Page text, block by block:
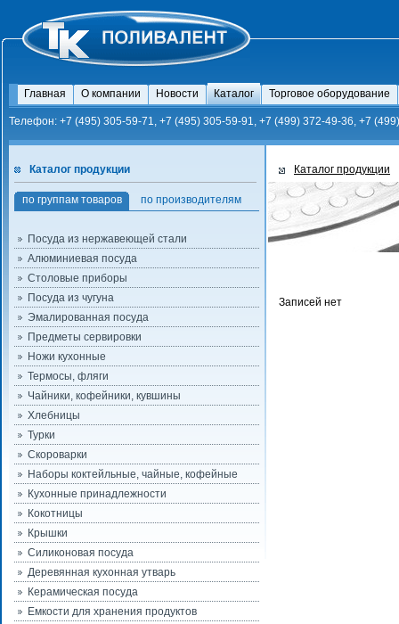
Главная О компании Новости Каталог Торговое оборудование
Телефон: +7 (495) 305-59-71, +7 (495) 305-59-91, +7 (499) 372-49-36, +7
Каталог продукции
по группам товаров по производителям
Посуда из нержавеющей стали
Алюминиевая посуда
Столовые приборы
Посуда из чугуна
Эмалированная посуда
Предметы сервировки
Ножи кухонные
Термосы, фляги
Чайники, кофейники, кувшины
Хлебницы
Турки
Скороварки
Наборы коктейльные, чайные, кофейные
Кухонные принадлежности
Кокотницы
Крышки
Силиконовая посуда
Деревянная кухонная утварь
Керамическая посуда
Емкости для хранения продуктов
Каталог продукции
Записей нет